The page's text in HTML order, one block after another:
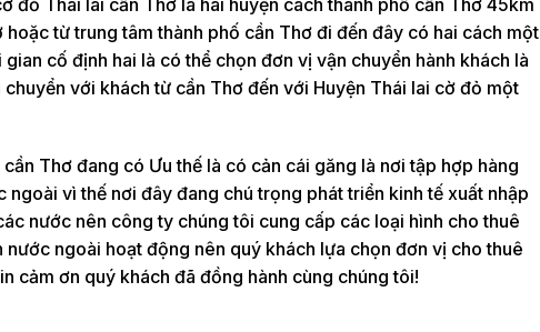
từ trung tâm thành phố cần Thơ đi đến đây có hai cách một
cố định hai là có thể chọn đơn vị vận chuyển hành khách là
với khách từ cần Thơ đến với Huyện Thái lai cờ đỏ một
cần Thơ đang có Ưu thế là có cản cái găng là nơi tập hợp hàng
vì thế nơi đây đang chú trọng phát triển kinh tế xuất nhập
nước nên công ty chúng tôi cung cấp các loại hình cho thuê
ngoài hoạt động nên quý khách lựa chọn đơn vị cho thuê
cảm ơn quý khách đã đồng hành cùng chúng tôi!